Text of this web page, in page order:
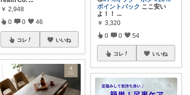
￥ 2,948
0 0 46
コレ いいね
ポイントバック ここ安い
よ！！...
￥ 3,320
0 0 54
コレ いいね